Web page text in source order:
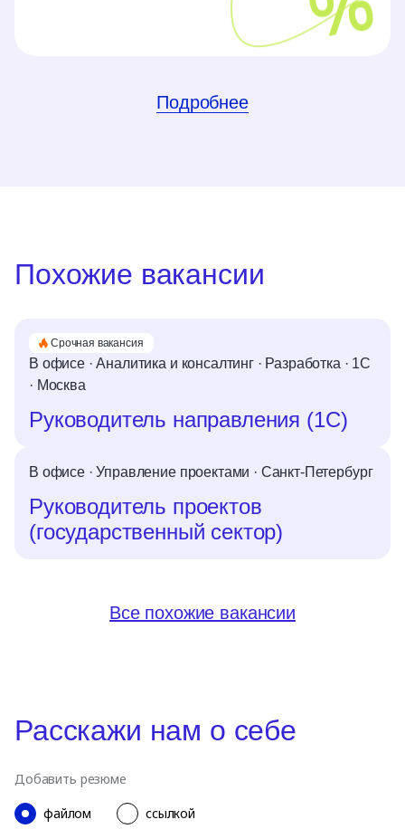
Подробнее
Похожие вакансии
В офисе · Аналитика и консалтинг · Разработка · 1C
· Москва
Руководитель направления (1С)
Срочная вакансия
В офисе · Управление проектами · Санкт-Петербург
Руководитель проектов
(государственный сектор)
Все похожие вакансии
Расскажи нам о себе
Добавить резюме
файлом
ссылкой